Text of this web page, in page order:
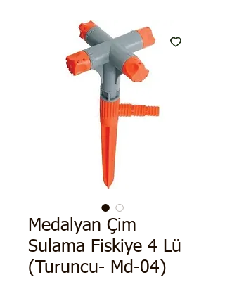
Medalyan Çim
Sulama Fiskiye 4 Lü
(Turuncu- Md-04)